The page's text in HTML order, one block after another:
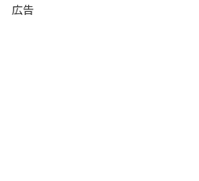
広告